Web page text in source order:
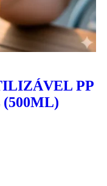
PP
(500ML)